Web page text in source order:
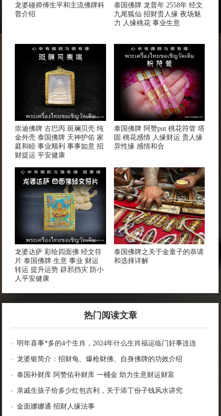
龙婆碰师傅生平和主流佛牌科
普介绍
泰国佛牌 龙普年 2558年 经文
九尾狐仙 招财贵人缘 夜场魅
力 人缘桃花 事业生意
崇迪佛牌 古巴丙 斑斓贝壳 纯
金外壳 泰国佛牌 天神护佑 家
庭和睦 事业顺利 事事如意 招
财提运 平安健康
泰国佛牌 阿赞put 桃花符管 塔
固 桃花感情 人缘财运 贵人缘
异性缘 感情和合
龙婆达萨 彩绘四面佛 经文符
片 泰国佛牌 生意 事业 财运
转运 提升运势 辟邪挡灾 防小
人平安健康
泰国佛牌之关于金童子的恭请
和选择详解
热门阅读文章
明年喜事*多的4个生肖，2024年什么生肖福运临门好事连连
龙婆银简介：招财龟、爆枪财佛、自身佛牌的功效介绍
泰国补财库 阿赞佑补财库 一桶金 助力生意财运财富
亲戚生孩子给多少红包吉利，关于添丁份子钱风水讲究
金面娜娜通 招财人缘法事